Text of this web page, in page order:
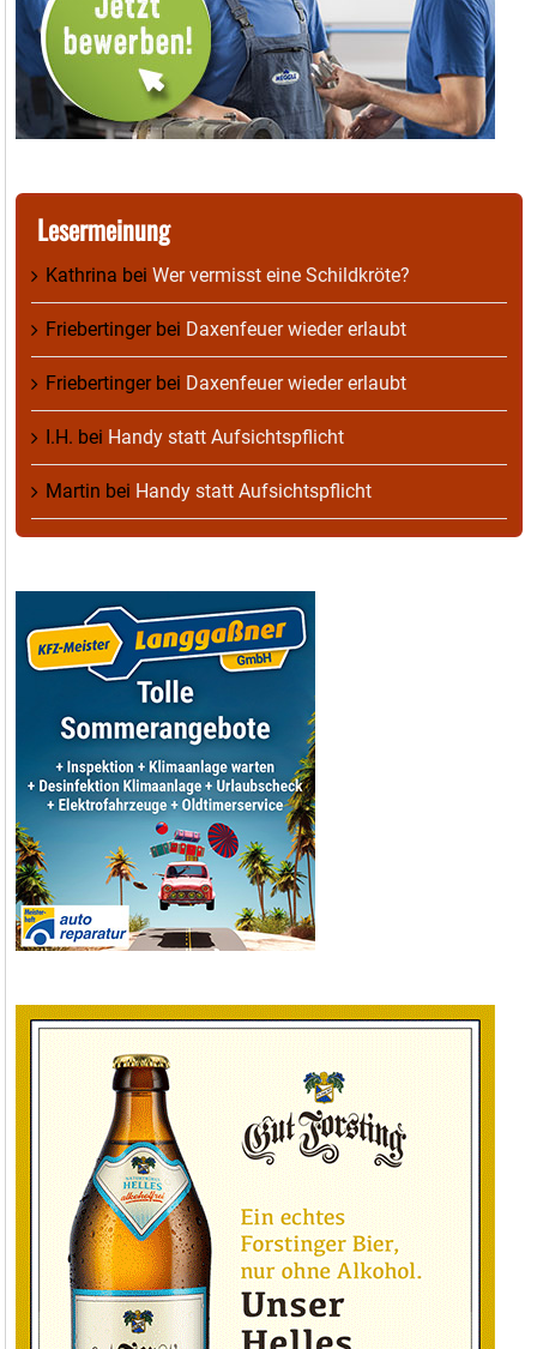
Lesermeinung
Kathrina bei Wer vermisst eine Schildkröte?
Friebertingerbei Daxenfeuer wieder erlaubt
Friebertingerbei Daxenfeuer wieder erlaubt
I.H. bei Handy statt Aufsichtspflicht
Martin bei Handy statt Aufsichtspflicht